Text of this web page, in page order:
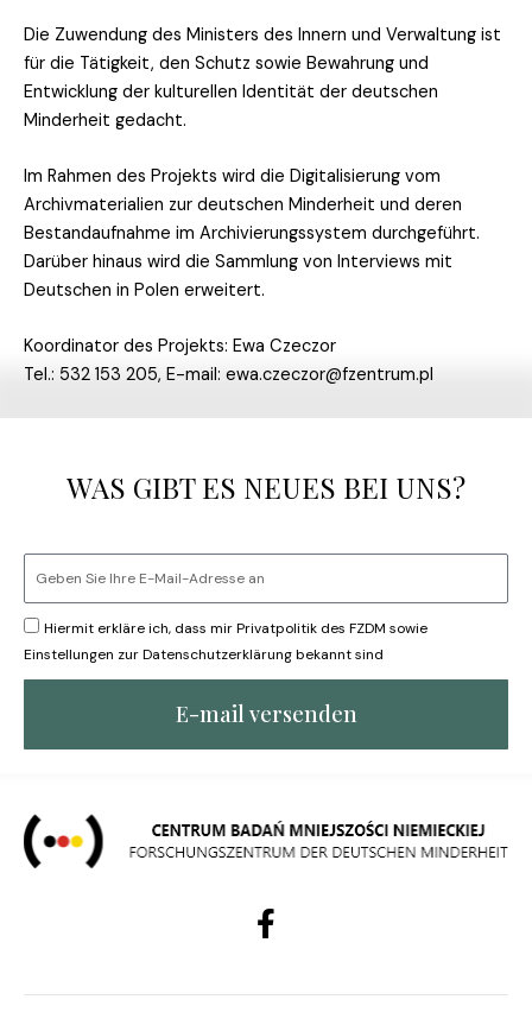
Die Zuwendung des Ministers des Innern und Verwaltung ist
für die Tätigkeit, den Schutz sowie Bewahrung und
Entwicklung der kulturellen Identität der deutschen
Minderheit gedacht.
Im Rahmen des Projekts wird die Digitalisierung vom
Archivmaterialien zur deutschen Minderheit und deren
Bestandaufnahme im Archivierungssystem durchgeführt.
Darüber hinaus wird die Sammlung von Interviews mit
Deutschen in Polen erweitert.
Koordinator des Projekts: Ewa Czeczor
Tel.: 532 153 205, E-mail: ewa.czeczor@fzentrum.pl
WAS GIBT ES NEUES BEI UNS?
Hiermit erkläre ich, dass mir Privatpolitik des FZDM sowie
Einstellungen zur Datenschutzerklärung bekannt sind
E-mail versenden
F
a
e